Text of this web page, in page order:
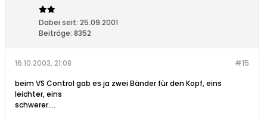
Dabei seit: 25.09.2001
Beiträge: 8352
#15
16.10.2003, 21:08
beim VS Control gab es ja zwei Bänder für den Kopf, eins
leichter, eins
schwerer....